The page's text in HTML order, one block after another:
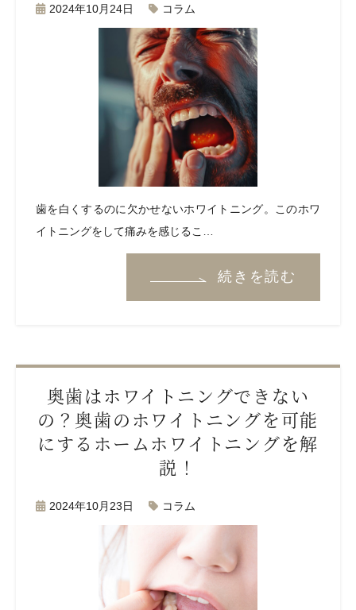
2024年10月24日 コラム
歯を白くするのに欠かせないホワイトニング。このホワ
イトニングをして痛みを感じるこ…
続きを読む
奥歯はホワイトニングできない
の？奥歯のホワイトニングを可能
にするホームホワイトニングを解
説！
2024年10月23日 コラム